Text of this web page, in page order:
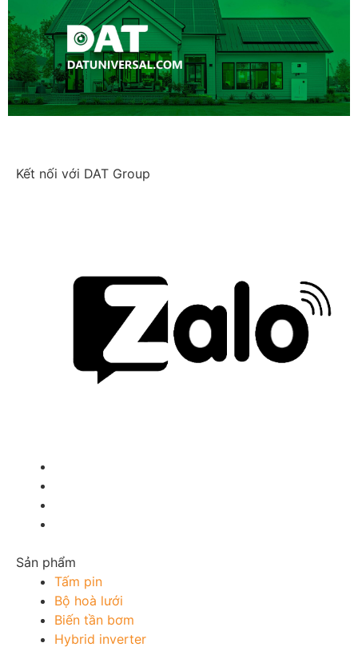
Kết nối với DAT Group
Sản phẩm
Tấm pin
Bộ hoà lưới
Biến tần bơm
Hybrid inverter